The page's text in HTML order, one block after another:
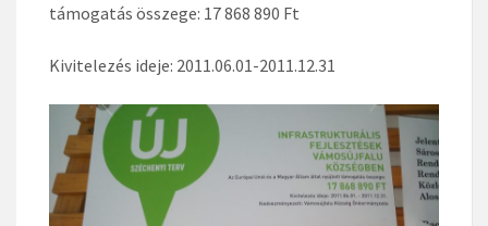
támogatás összege: 17 868 890 Ft
Kivitelezés ideje: 2011.06.01-2011.12.31